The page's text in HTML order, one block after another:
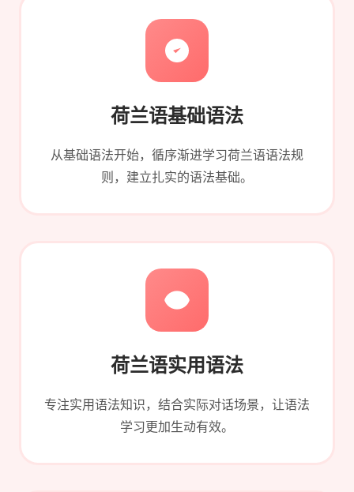
荷兰语基础语法
从基础语法开始，循序渐进学习荷兰语语法规
则，建立扎实的语法基础。
荷兰语实用语法
专注实用语法知识，结合实际对话场景，让语法
学习更加生动有效。